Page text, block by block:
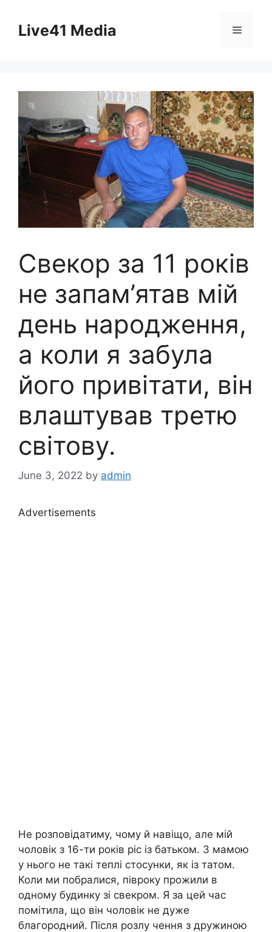
contentLive41 Media Menu
Свекор за 11 років
не запам’ятав мій
день народження,
а коли я забула
його привітати, він
влаштував третю
світову.
June 3, 2022 by admin
Advertisements
Не розповідатиму, чому й навіщо, але мій
чоловік з 16-ти років ріс із батьком. З мамою
у нього не такі теплі стосунки, як із татом.
Коли ми побралися, півроку прожили в
одному будинку зі свекром. Я за цей час
помітила, що він чоловік не дуже
благородний. Після розлу чення з дружиною